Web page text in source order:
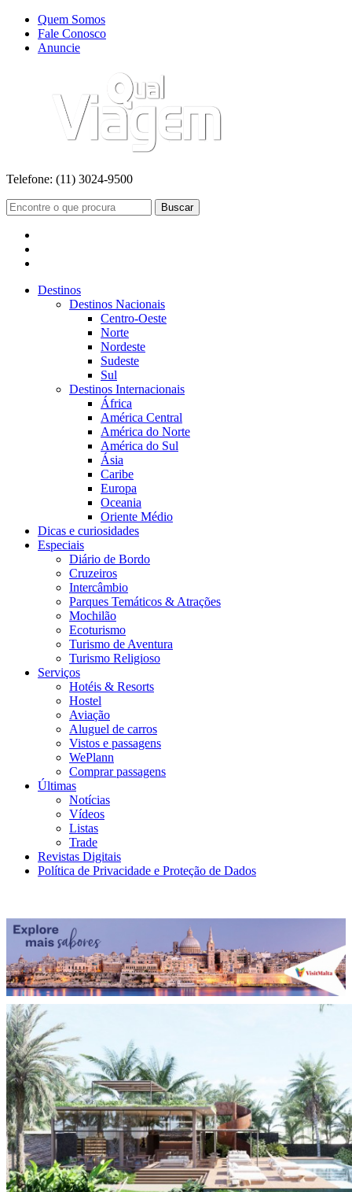
Quem Somos
Fale Conosco
Anuncie
Telefone: (11) 3024-9500
Buscar
Destinos
Destinos Nacionais
Centro-Oeste
Norte
Nordeste
Sudeste
Sul
Destinos Internacionais
África
América Central
América do Norte
América do Sul
Ásia
Caribe
Europa
Oceania
Oriente Médio
Dicas e curiosidades
Especiais
Diário de Bordo
Cruzeiros
Intercâmbio
Parques Temáticos & Atrações
Mochilão
Ecoturismo
Turismo de Aventura
Turismo Religioso
Serviços
Hotéis & Resorts
Hostel
Aviação
Aluguel de carros
Vistos e passagens
WePlann
Comprar passagens
Últimas
Notícias
Vídeos
Listas
Trade
Revistas Digitais
Política de Privacidade e Proteção de Dados